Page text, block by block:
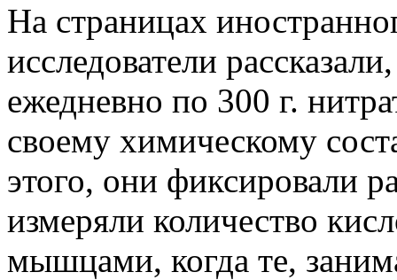
На страницах
исследователи
ежедневно по 300 г.
своему химическому
этого, они фиксировали
измеряли количество
мышцами, когда те,